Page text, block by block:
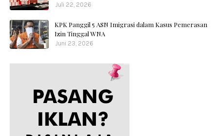
Juli 22, 2026
KPK Panggil 5 ASN Imigrasi dalam Kasus Pemerasan
Izin Tinggal WNA
Juni 23, 2026